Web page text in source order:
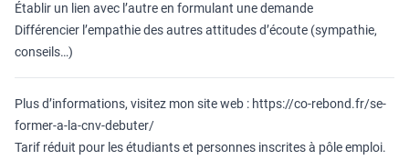
Établir un lien avec l’autre en formulant une demande
Différencier l’empathie des autres attitudes d’écoute (sympathie,
conseils…)
Plus d’informations, visitez mon site web : https://co-rebond.fr/se-
former-a-la-cnv-debuter/
Tarif réduit pour les étudiants et personnes inscrites à pôle emploi.